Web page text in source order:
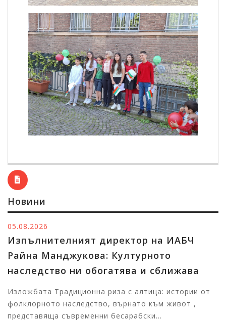
Новини
05.08.2026
Изпълнителният директор на ИАБЧ
Райна Манджукова: Културното
наследство ни обогатява и сближава
Изложбата Традиционна риза с алтица: истории от
фолклорното наследство, върнато към живот ,
представяща съвременни бесарабски...